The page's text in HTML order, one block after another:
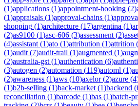
(1)applications (1)appointment-booking (2)
(1)appraisals (1)approval-chains (1)
shopping (1)architecture (17)argentina (1)
(2)as9100 (1)asc-606 (3)assessment (2)
(4)assistant (1)ato (1)attribution (1)attrition (
(1)audit (7)audit-trail (1)augmented (1)
(2)australia-gst (1)authentication (6)
(3)autogen (2)automation (119)automl (1)
(2)awareness (1)aws (10)axelor(2)azure (4
(1)b2b-selling (1)back-market (1)backend (
reconciliation (1)barcode (1)bas (1)batch-